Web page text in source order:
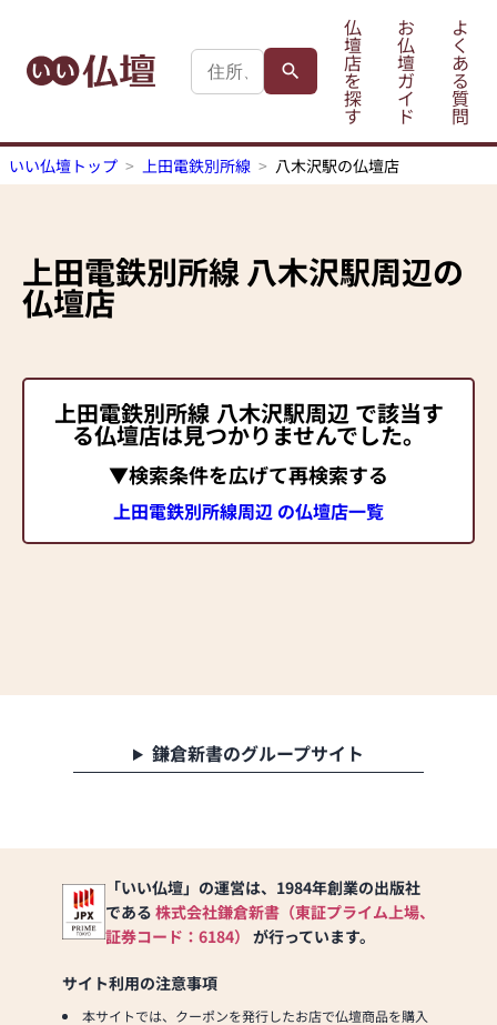
仏
壇
店
を
探
す
お
仏
壇
ガ
イ
ド
よ
く
あ
る
質
問
いい仏壇トップ 上田電鉄別所線 八木沢駅の仏壇店
上田電鉄別所線八木沢駅周辺の
仏壇店
上田電鉄別所線 八木沢駅周辺 で該当す
る仏壇店は見つかりませんでした。
▼検索条件を広げて再検索する
上田電鉄別所線周辺 の仏壇店一覧
鎌倉新書のグループサイト
「いい仏壇」の運営は、1984年創業の出版社
である 株式会社鎌倉新書（東証プライム上場、
証券コード：6184） が行っています。
サイト利用の注意事項
本サイトでは、クーポンを発行したお店で仏壇商品を購入